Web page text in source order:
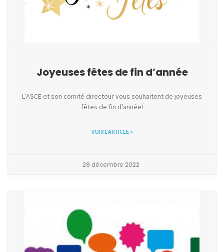
Joyeuses fêtes de fin d’année
L’ASCE et son comité directeur vous souhaitent de joyeuses
fêtes de fin d’année!
VOIR L'ARTICLE »
29 décembre 2022